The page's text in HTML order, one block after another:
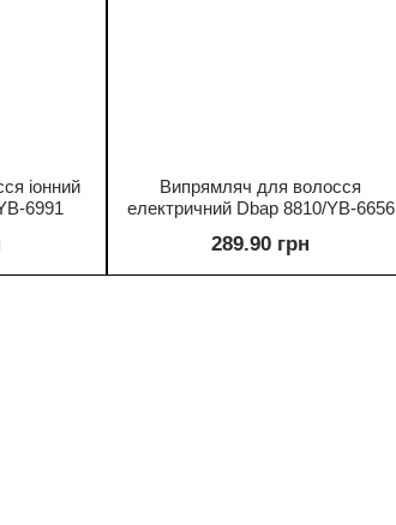
іонний
6991
Випрямляч для волосся
електричний Dbap 8810/YB-6656
289.90 грн